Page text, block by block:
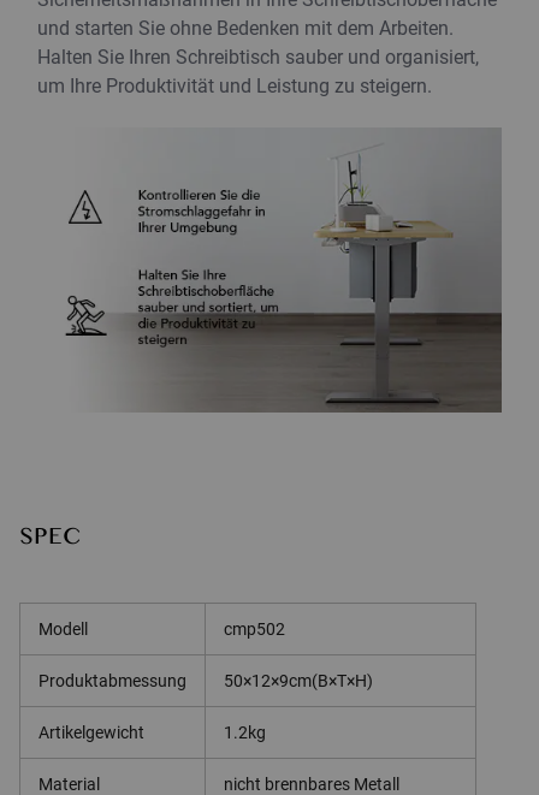
und starten Sie ohne Bedenken mit dem Arbeiten.
Halten Sie Ihren Schreibtisch sauber und organisiert,
um Ihre Produktivität und Leistung zu steigern.
SPEC
Modell cmp502
Produktabmessung 50×12×9cm(B×T×H)
Artikelgewicht 1.2kg
Material nicht brennbares Metall